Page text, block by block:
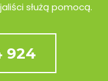
służą pomocą.
924